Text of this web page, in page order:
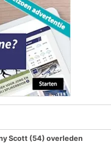
Scott (54) overleden